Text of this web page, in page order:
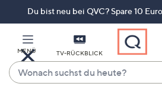
Du bist neu bei QVC? Spare 10
MENÜ TV-RÜCKBLICK
Wonach
suchst